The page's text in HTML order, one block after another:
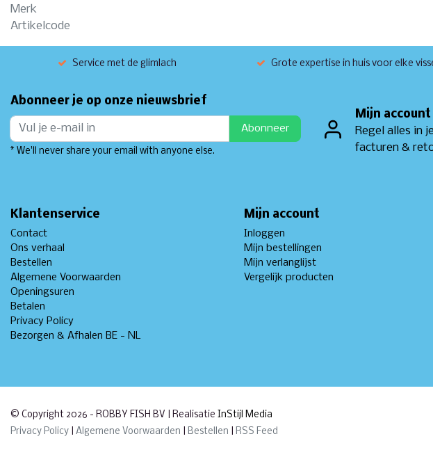
Merk
Artikelcode
Service met de glimlach Grote expertise in huis voor elke
Abonneer je op onze nieuwsbrief
Abonneer
* We'll never share your email with anyone else.
Mijn account
Regel alles in
facturen &
Klantenservice
Contact
Ons verhaal
Bestellen
Algemene Voorwaarden
Openingsuren
Betalen
Privacy Policy
Bezorgen & Afhalen BE - NL
Mijn account
Inloggen
Mijn bestellingen
Mijn verlanglijst
Vergelijk producten
© Copyright 2026 - ROBBY FISH BV | Realisatie InStijl Media
Privacy Policy
Algemene Voorwaarden Bestellen RSS Feed